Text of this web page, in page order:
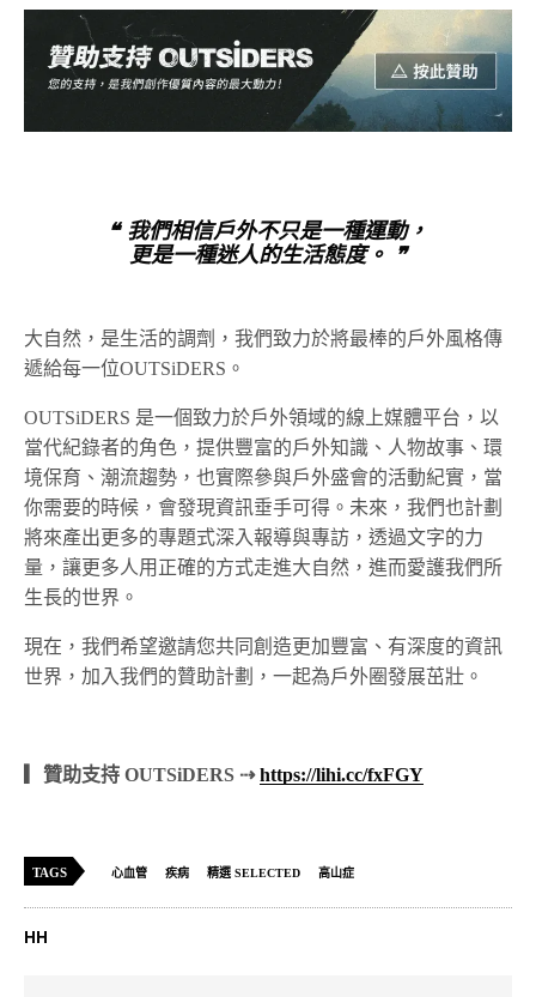
❝ 我們相信戶外不只是一種運動，
更是一種迷人的生活態度。 ❞
大自然，是生活的調劑，我們致力於將最棒的戶外風格傳
遞給每一位OUTSiDERS。
OUTSiDERS 是一個致力於戶外領域的線上媒體平台，以
當代紀錄者的角色，提供豐富的戶外知識、人物故事、環
境保育、潮流趨勢，也實際參與戶外盛會的活動紀實，當
你需要的時候，會發現資訊垂手可得。未來，我們也計劃
將來產出更多的專題式深入報導與專訪，透過文字的力
量，讓更多人用正確的方式走進大自然，進而愛護我們所
生長的世界。
現在，我們希望邀請您共同創造更加豐富、有深度的資訊
世界，加入我們的贊助計劃，一起為戶外圈發展茁壯。
▎贊助支持 OUTSiDERS ⇢https://lihi.cc/fxFGY
TAGS 心血管 疾病 精選 SELECTED 高山症
HH